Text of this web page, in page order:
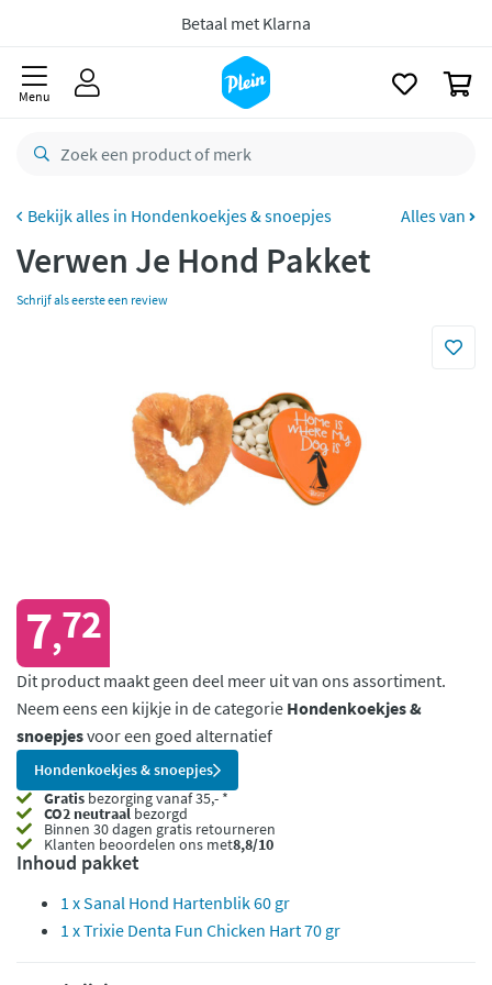
Gratisretourneren
8,8/10
Menu
Hondenkoekjes & snoepjes Alles van
Verwen Je Hond Pakket
Schrijf als eerste een review
7,72
Dit product maakt geen deel meer uit van ons assortiment.
Neem eens een kijkje in de categorie Hondenkoekjes &
snoepjesvoor een goed alternatief
Hondenkoekjes & snoepjes
Gratis bezorging vanaf 35,- *
CO2 neutraalbezorgd
Binnen 30 dagen gratis retourneren
Klanten beoordelen ons met8,8/10
Inhoud pakket
1 x Sanal Hond Hartenblik 60 gr
1 x Trixie Denta Fun Chicken Hart 70 gr